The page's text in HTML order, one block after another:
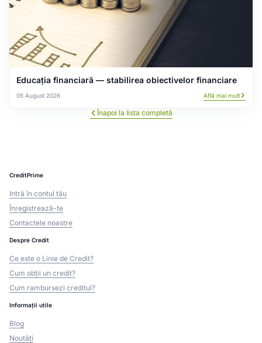
Educația financiară — stabilirea obiectivelor financiare
05 August 2026 Află mai mult
Înapoi la lista completă
CreditPrime
Intră în contul tău
Înregistrează-te
Contactele noastre
Despre Credit
Ce este o Linie de Credit?
Cum obții un credit?
Cum rambursezi creditul?
Informații utile
Blog
Noutăți